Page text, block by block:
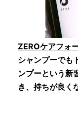
ZEROケアフォ
シャンプーでも
ンプーという新
き、持ちが良く